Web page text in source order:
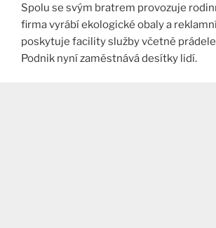
Spolu se svým bratrem provozuje
firma vyrábí ekologické obaly a
poskytuje facility služby včetně
Podnik nyní zaměstnává desítky lidí.